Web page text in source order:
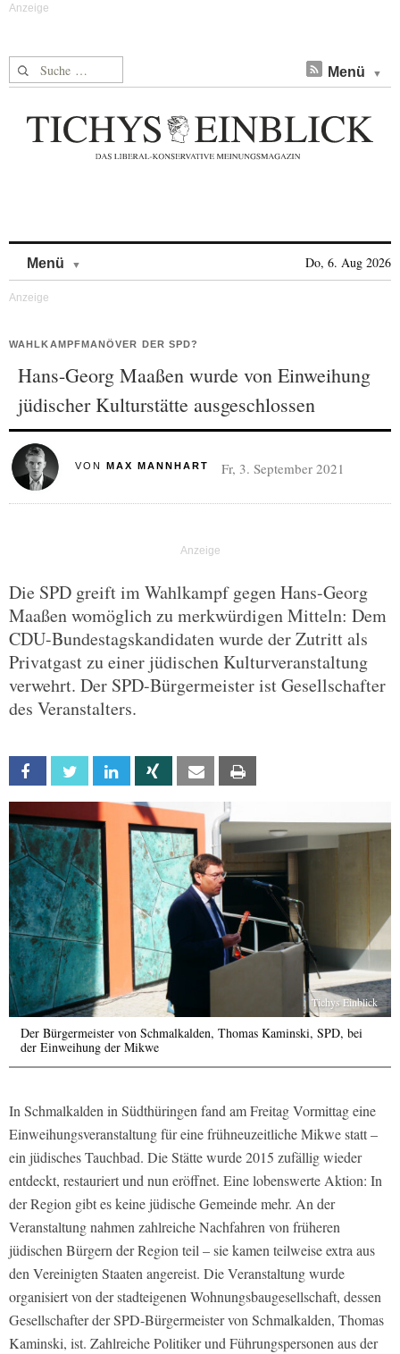
Suche nach: Menü
Menü Do, 6. Aug 2026
WAHLKAMPFMANÖVER DER SPD?
Hans-Georg Maaßen wurde von Einweihung
jüdischer Kulturstätte ausgeschlossen
VON MAX MANNHART Fr, 3. September 2021
Die SPD greift im Wahlkampf gegen Hans-Georg
Maaßen womöglich zu merkwürdigen Mitteln: Dem
CDU-Bundestagskandidaten wurde der Zutritt als
Privatgast zu einer jüdischen Kulturveranstaltung
verwehrt. Der SPD-Bürgermeister ist Gesellschafter
des Veranstalters.
Facebook Twitter Linkedin Xing Email
Tichys Einblick
Der Bürgermeister von Schmalkalden, Thomas Kaminski, SPD, bei
der Einweihung der Mikwe
In Schmalkalden in Südthüringen fand am Freitag Vormittag eine
Einweihungsveranstaltung für eine frühneuzeitliche Mikwe statt –
ein jüdisches Tauchbad. Die Stätte wurde 2015 zufällig wieder
entdeckt, restauriert und nun eröffnet. Eine lobenswerte Aktion: In
der Region gibt es keine jüdische Gemeinde mehr. An der
Veranstaltung nahmen zahlreiche Nachfahren von früheren
jüdischen Bürgern der Region teil – sie kamen teilweise extra aus
den Vereinigten Staaten angereist. Die Veranstaltung wurde
organisiert von der stadteigenen Wohnungsbaugesellschaft, dessen
Gesellschafter der SPD-Bürgermeister von Schmalkalden, Thomas
Kaminski, ist. Zahlreiche Politiker und Führungspersonen aus der